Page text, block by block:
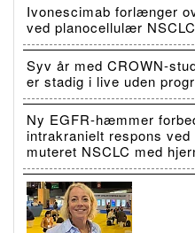
Ivonescimab forlænger
ved planocellulær NSCLC
Syv år med CROWN-
er stadig i live uden
Ny EGFR-hæmmer
intrakranielt respons ved
muteret NSCLC med